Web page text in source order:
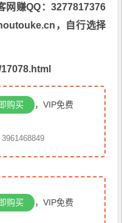
网赚QQ：3277817376
，自行选择
购买 ，VIP免费
购买 ，VIP免费